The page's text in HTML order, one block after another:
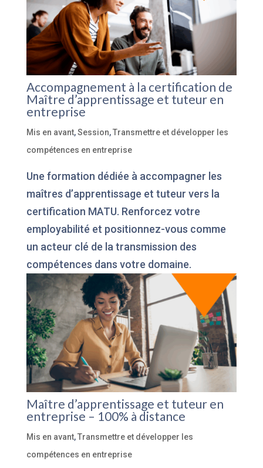
Accompagnement à la certification de
Maître d’apprentissage et tuteur en
entreprise
Mis en avant,Session,Transmettre et développer les
compétences en entreprise
Une formation dédiée à accompagner les
maîtres d’apprentissage et tuteur vers la
certification MATU. Renforcez votre
employabilité et positionnez-vous comme
un acteur clé de la transmission des
compétences dans votre domaine.
Maître d’apprentissage et tuteur en
entreprise – 100% à distance
Mis en avant,Transmettre et développer les
compétences en entreprise